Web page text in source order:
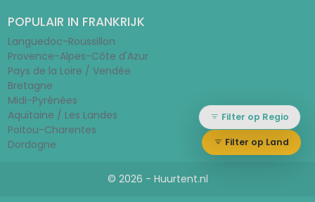
Filter op Land
Filter op Regio
POPULAIR IN FRANKRIJK
Languedoc-Roussillon
Provence-Alpes-Côte d'Azur
Pays de la Loire / Vendée
Bretagne
Midi-Pyrénées
Aquitaine / Les Landes
Poitou-Charentes
Dordogne
© 2026 - Huurtent.nl